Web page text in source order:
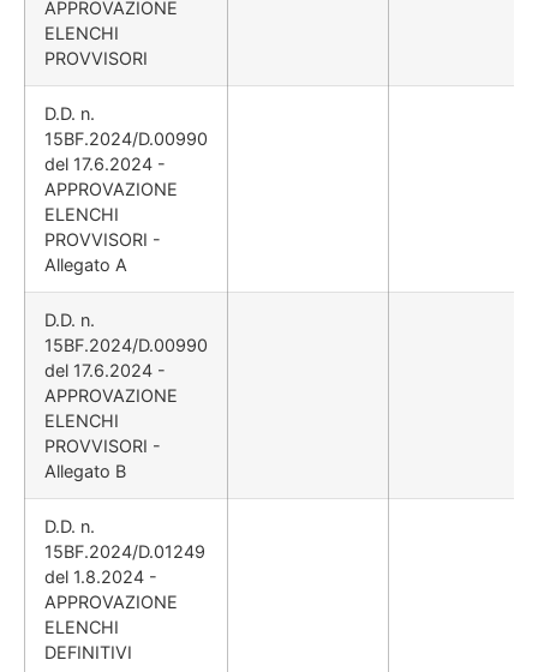
APPROVAZIONE
ELENCHI
PROVVISORI
D.D. n.
15BF.2024/D.00990
del 17.6.2024 -
APPROVAZIONE
ELENCHI
PROVVISORI -
Allegato A
D.D. n.
15BF.2024/D.00990
del 17.6.2024 -
APPROVAZIONE
ELENCHI
PROVVISORI -
Allegato B
D.D. n.
15BF.2024/D.01249
del 1.8.2024 -
APPROVAZIONE
ELENCHI
DEFINITIVI